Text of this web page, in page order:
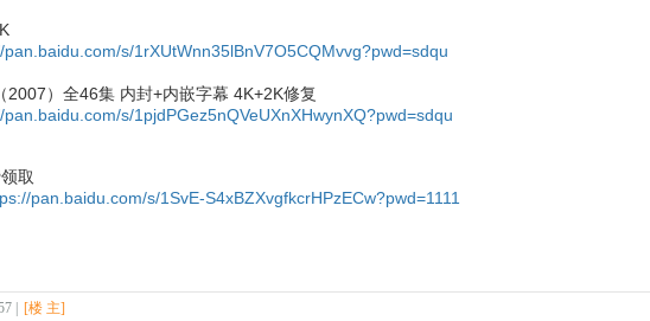
pan.baidu.com/s/1rXUtWnn35lBnV7O5CQMvvg?pwd=sdqu
2007）全46集 内封+内嵌字幕 4K+2K修复
pan.baidu.com/s/1pjdPGez5nQVeUXnXHwynXQ?pwd=sdqu
取
pan.baidu.com/s/1SvE-S4xBZXvgfkcrHPzECw?pwd=1111
| [楼 主]